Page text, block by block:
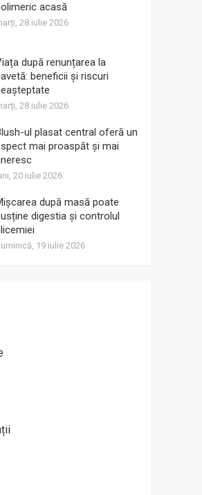
acasă
28 iulie 2026
după renunțarea la
beneficii și riscuri
28 iulie 2026
ul plasat central oferă un
mai proaspăt și mai
20 iulie 2026
după masă poate
digestia și controlul
19 iulie 2026